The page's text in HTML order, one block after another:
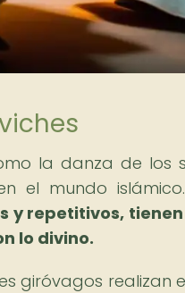
la danza de los
el mundo islámico.
y repetitivos,
lo divino.
giróvagos